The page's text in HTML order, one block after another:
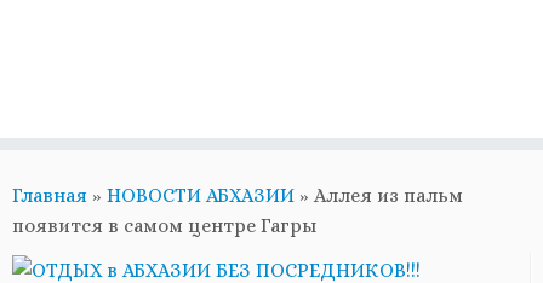
Главная » НОВОСТИ АБХАЗИИ » Аллея из пальм
появится в самом центре Гагры